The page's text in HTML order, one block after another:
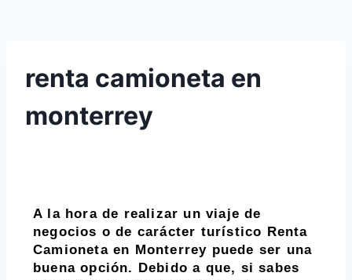
renta camioneta en
monterrey
A la hora de realizar un viaje de
negocios o de carácter turístico Renta
Camioneta en Monterrey puede ser una
buena opción. Debido a que, si sabes